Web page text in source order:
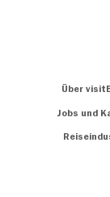
Über
Jobs und
sind
für Sie da.
Insidertipps